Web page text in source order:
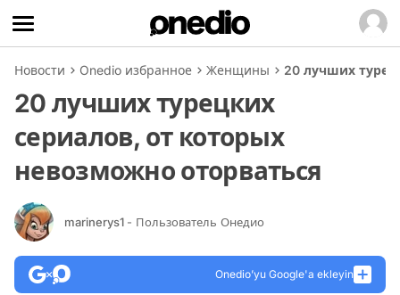
Новости Onedio избранное Женщины 20 лучших
20 лучших турецких
сериалов, от которых
невозможно оторваться
marinerys1 - Пользователь Онедио
Onedio’yu Google'a ekleyin